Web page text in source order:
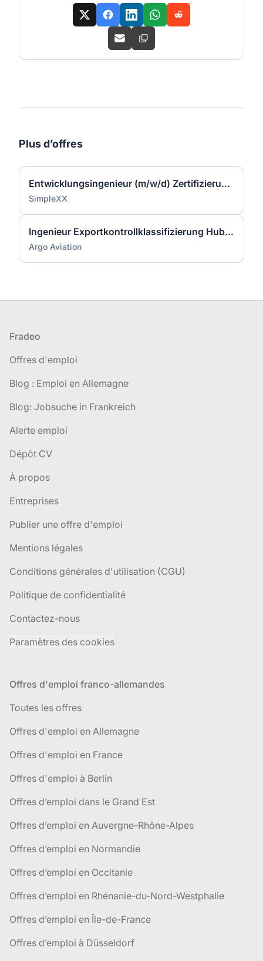
Plus d’offres
Entwicklungsingenieur (m/w/d) Zertifizierung & Qualifikation – Light Twins für AIRBUS Helicopters
SimpleXX
Ingenieur Exportkontrollklassifizierung Hubschrauberbauteile (m/w/d)
Argo Aviation
Pied de page
Fradeo
Offres d'emploi
Blog : Emploi en Allemagne
Blog: Jobsuche in Frankreich
Alerte emploi
Dépôt CV
À propos
Entreprises
Publier une offre d'emploi
Mentions légales
Conditions générales d'utilisation (CGU)
Politique de confidentialité
Contactez-nous
Paramètres des cookies
Offres d'emploi franco-allemandes
Toutes les offres
Offres d'emploi en Allemagne
Offres d'emploi en France
Offres d'emploi à Berlin
Offres d’emploi dans le Grand Est
Offres d’emploi en Auvergne-Rhône-Alpes
Offres d’emploi en Normandie
Offres d’emploi en Occitanie
Offres d’emploi en Rhénanie-du-Nord-Westphalie
Offres d’emploi en Île-de-France
Offres d’emploi à Düsseldorf